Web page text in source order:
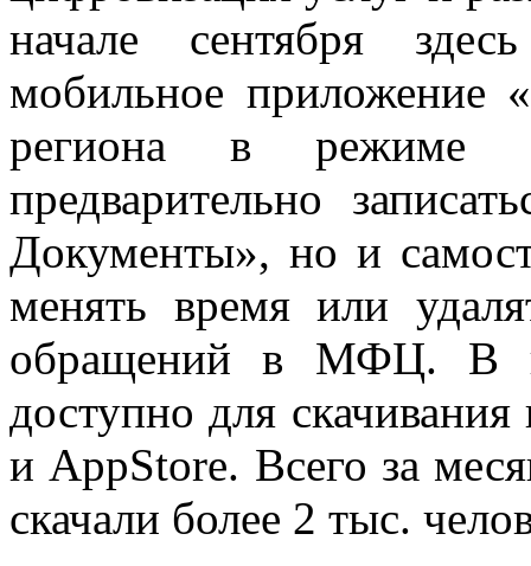
начале сентября
мобильное
региона в режиме
предварительно
Документы», но и
менять время или
обращений в МФЦ. В
доступно для
и AppStore. Всего за
скачали более 2 тыс.